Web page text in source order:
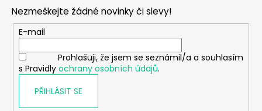
Nezmeškejte žádné novinky či slevy!
E-mail
Prohlašuji, že jsem se seznámil/a a souhlasím
s Pravidly ochrany osobních údajů.
PŘIHLÁSIT SE